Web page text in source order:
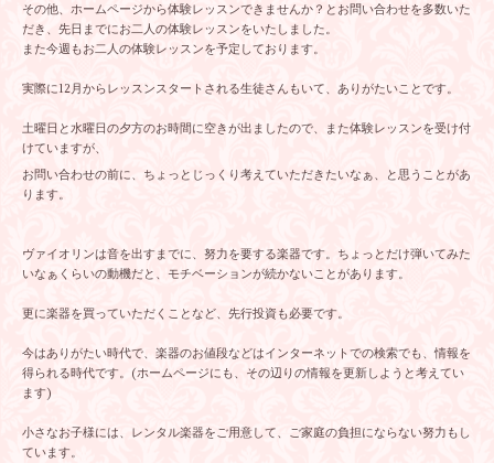
その他、ホームページから体験レッスンできませんか？とお問い合わせを多数いた
だき、先日までにお二人の体験レッスンをいたしました。
また今週もお二人の体験レッスンを予定しております。
実際に12月からレッスンスタートされる生徒さんもいて、ありがたいことです。
土曜日と水曜日の夕方のお時間に空きが出ましたので、また体験レッスンを受け付
けていますが、
お問い合わせの前に、ちょっとじっくり考えていただきたいなぁ、と思うことがあ
ります。
ヴァイオリンは音を出すまでに、努力を要する楽器です。ちょっとだけ弾いてみた
いなぁくらいの動機だと、モチベーションが続かないことがあります。
更に楽器を買っていただくことなど、先行投資も必要です。
今はありがたい時代で、楽器のお値段などはインターネットでの検索でも、情報を
得られる時代です。(ホームページにも、その辺りの情報を更新しようと考えてい
ます)
小さなお子様には、レンタル楽器をご用意して、ご家庭の負担にならない努力もし
ています。